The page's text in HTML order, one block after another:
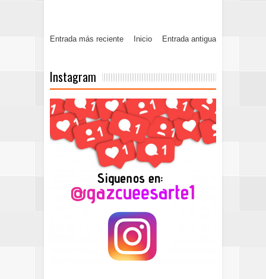
Entrada más reciente Entrada antigua
Inicio
Instagram